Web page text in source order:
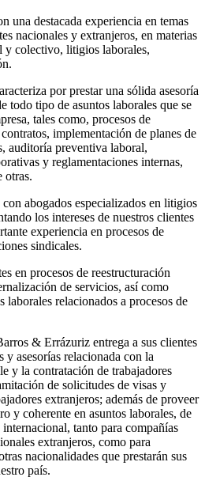
una destacada experiencia en temas
nacionales y extranjeros, en materias
y colectivo, litigios laborales,
por prestar una sólida asesoría
todo tipo de asuntos laborales que se
tales como, procesos de
implementación de planes de
auditoría preventiva laboral,
y reglamentaciones internas,
otras.
abogados especializados en litigios
los intereses de nuestros clientes
experiencia en procesos de
sindicales.
en procesos de reestructuración
de servicios, así como
laborales relacionados a procesos de
& Errázuriz entrega a sus clientes
y asesorías relacionada con la
y la contratación de trabajadores
de solicitudes de visas y
extranjeros; además de proveer
y coherente en asuntos laborales, de
tanto para compañías
extranjeros, como para
nacionalidades que prestarán sus
país.